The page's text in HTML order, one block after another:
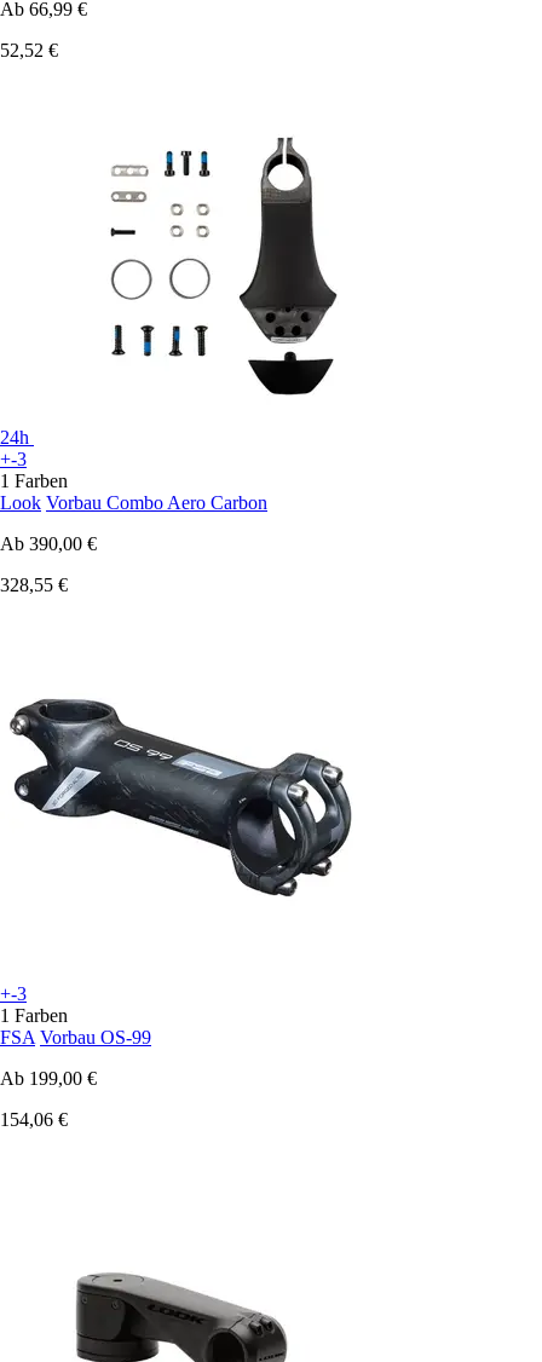
Ab 66,99 €
52,52 €
24h
+-3
1 Farben
Look Vorbau Combo Aero Carbon
Ab 390,00 €
328,55 €
+-3
1 Farben
FSA Vorbau OS-99
Ab 199,00 €
154,06 €